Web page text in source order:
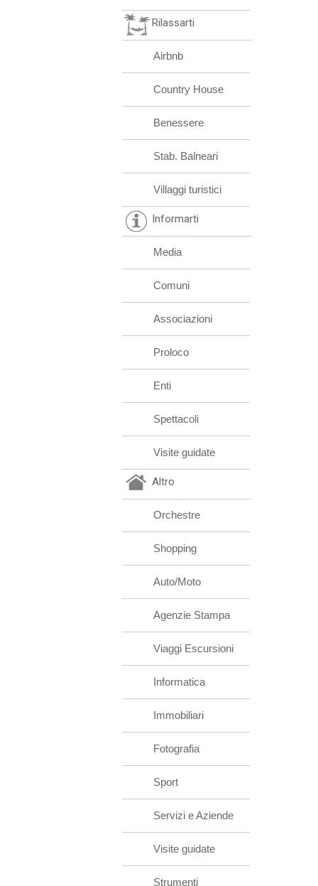
Rilassarti
Airbnb
Country House
Benessere
Stab. Balneari
Villaggi turistici
Informarti
Media
Comuni
Associazioni
Proloco
Enti
Spettacoli
Visite guidate
Altro
Orchestre
Shopping
Auto/Moto
Agenzie Stampa
Viaggi Escursioni
Informatica
Immobiliari
Fotografia
Sport
Servizi e Aziende
Visite guidate
Strumenti